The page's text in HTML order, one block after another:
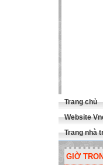
Trang chủ
Website
Trang nhà
GIỜ